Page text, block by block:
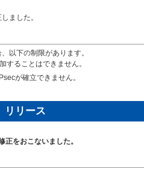
ました。
以下の制限があります。
することはできません。
が確立できません。
リリース
をおこないました。